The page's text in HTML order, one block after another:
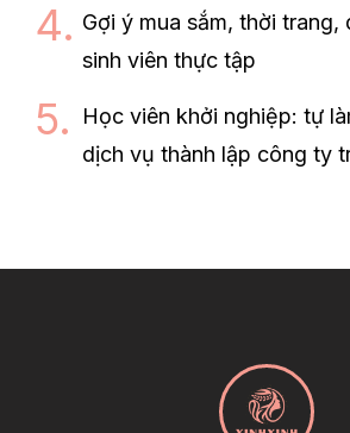
Gợi ý mua sắm, thời trang,
sinh viên thực tập
Học viên khởi nghiệp: tự
dịch vụ thành lập công ty